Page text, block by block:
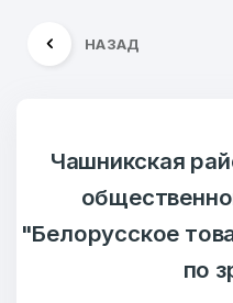
НАЗАД
Чашникская
"Белорусское
по